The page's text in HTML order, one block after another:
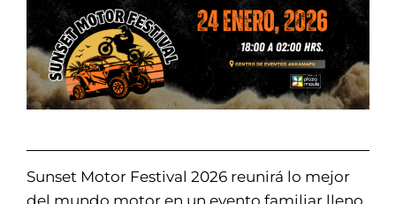
Sunset Motor Festival 2026 reunirá lo mejor
del mundo motor en un evento familiar lleno